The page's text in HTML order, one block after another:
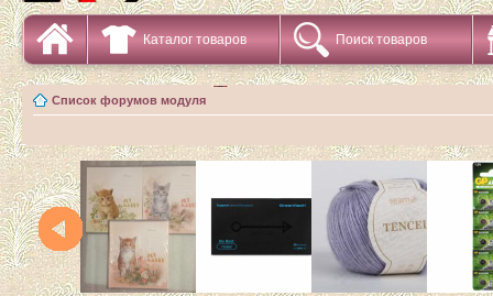
Каталог товаров Поиск товаров
Список форумов модуля